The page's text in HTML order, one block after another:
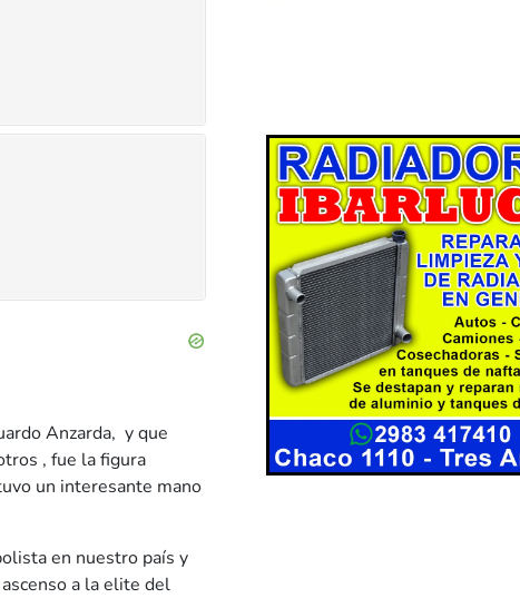
Anzarda, y que
, fue la figura
un interesante mano
en nuestro país y
a la elite del